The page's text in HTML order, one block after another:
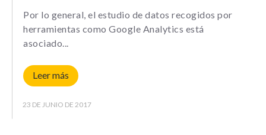
Por lo general, el estudio de datos recogidos por
herramientas como Google Analytics está
asociado
Leer más
23 DE JUNIO DE 2017
Experience